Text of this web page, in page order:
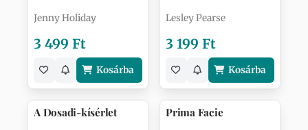
Jenny Holiday
3 499 Ft
Kosárba
Lesley Pearse
3 199 Ft
Kosárba
A Dosadi-kísérlet Prima Facie